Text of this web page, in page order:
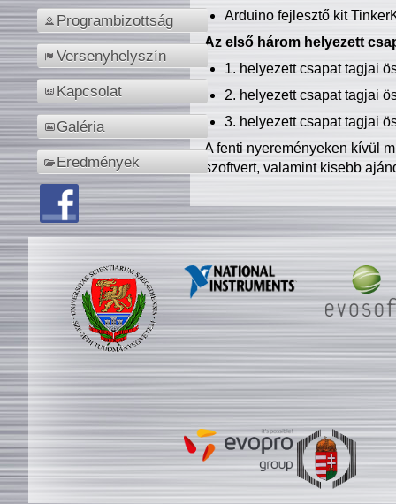
Programbizottság
Versenyhelyszín
Kapcsolat
Galéria
Eredmények
Arduino fejlesztő kit
Az első három helyezett
1. helyezett csapat tagjai
2. helyezett csapat tagjai
3. helyezett csapat tagjai
A fenti nyereményeken kívül
szoftvert, valamint kisebb